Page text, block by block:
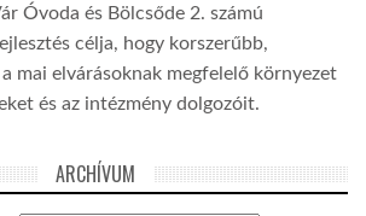
Óvoda és Bölcsőde 2. számú
célja, hogy korszerűbb,
mai elvárásoknak megfelelő környezet
és az intézmény dolgozóit.
ARCHÍVUM